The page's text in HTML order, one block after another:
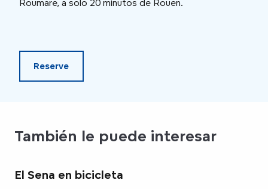
Roumare, a solo 20 minutos de Rouen.
Reserve
También le puede interesar
El Sena en bicicleta